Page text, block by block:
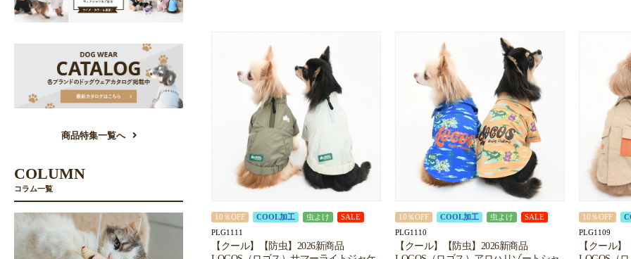
10％OFF COOL加工 虫よけ SALE
PLG1111
【クール】【防虫】2026新商品
10％OFF COOL加工 虫よけ SALE
PLG1110
【クール】【防虫】2026新商品
10％OFF
PLG1109
【クール
お買い物を続ける カートへ進む
商品特集一覧へ
COLUMN
コラム一覧